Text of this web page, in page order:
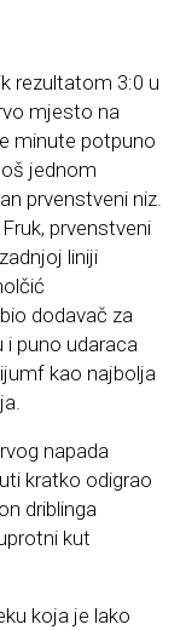
rezultatom 3:0 u
mjesto na
minute potpuno
jednom
prvenstveni niz.
prvenstveni
liniji
dodavač za
i puno udaraca
kao najbolja
napada
kratko odigrao
driblinga
kut
koja je lako